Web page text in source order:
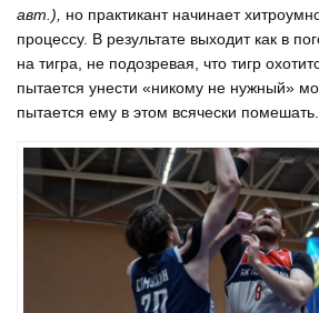
авт.), но практикант начинает
процессу. В результате выходит как в
на тигра, не подозревая, что тигр
пытается унести «никому не нужный»
пытается ему в этом всячески помешать.